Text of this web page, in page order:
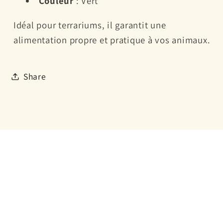
Idéal pour terrariums, il garantit une
alimentation propre et pratique à vos animaux.
Share